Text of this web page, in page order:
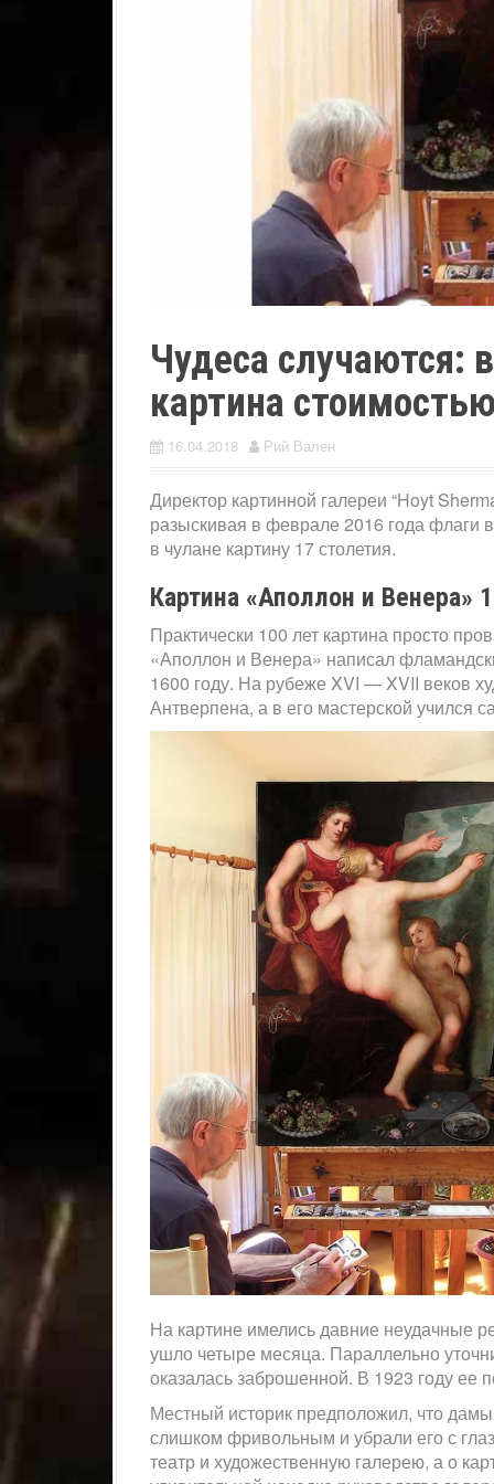
Чудеса случаются:
картина
16.04.2018 Рий Вален
Директор картинной галереи “Hoyt
разыскивая в феврале 2016 года флаги
в чулане картину 17 столетия.
Картина «Аполлон и Венера»
Практически 100 лет картина просто
«Аполлон и Венера» написал
1600 году. На рубеже XVI — XVII веков
Антверпена, а в его мастерской учился
На картине имелись давние неудачные
ушло четыре месяца. Параллельно
оказалась заброшенной. В 1923 году ее
Местный историк предположил, что
слишком фривольным и убрали его с
театр и художественную галерею, а о